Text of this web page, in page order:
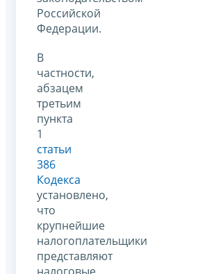
Российской
Федерации.
В
частности,
абзацем
третьим
пункта
1
статьи
386
Кодекса
установлено,
что
крупнейшие
налогоплательщики
представляют
налоговые